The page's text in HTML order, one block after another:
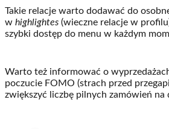
Takie relacje warto dodawać do
w highlightes (wieczne relacje w
szybki dostęp do menu w każdym
Warto też informować o
poczucie FOMO (strach przed
zwiększyć liczbę pilnych zamówień na